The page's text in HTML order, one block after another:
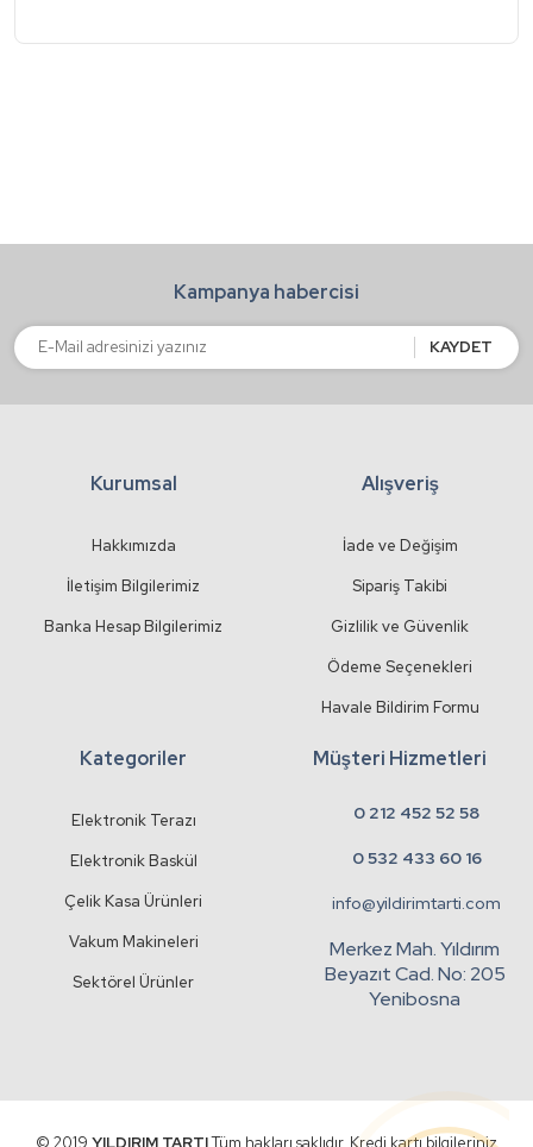
konularda yetersiz gördüğünüz noktaları öneri formunu
Ürün fiyatı diğer sitelerden daha pahalı.
Bu ürüne benzer farklı alternatifler olmalı.
Kampanya habercisi
KAYDET
Kurumsal
Hakkımızda
İletişim Bilgilerimiz
Banka Hesap Bilgilerimiz
Alışveriş
İade ve Değişim
Sipariş Takibi
Gizlilik ve Güvenlik
Ödeme Seçenekleri
Havale Bildirim Formu
Kategoriler
Elektronik Terazı
Elektronik Baskül
Çelik Kasa Ürünleri
Vakum Makineleri
Sektörel Ürünler
Müşteri Hizmetleri
0 212 452 52 58
0 532 433 60 16
info@yildirimtarti.com
Merkez Mah. Yıldırım
Beyazıt Cad. No: 205
Yenibosna
© 2019 YILDIRIM TARTITüm hakları saklıdır. Kredi kartı bilgileriniz